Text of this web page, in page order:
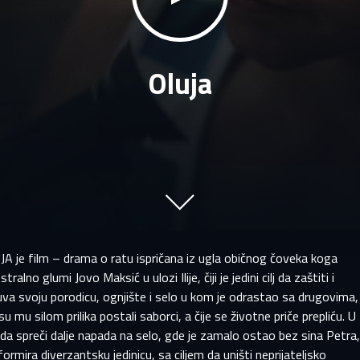
Prezime
Vaša adresa e-pošte već postoji u našoj bazi podataka. Molimo
prijavite se na svoj nalog.
Oluja
je film – drama o ratu ispričana iz ugla običnog čoveka koga
glumi Jovo Maksić u ulozi Ilije, čiji je jedini cilj da zaštiti i
svoju porodicu, ognjište i selo u kom je odrastao sa drugovima,
mu silom prilika postali saborci, a čije se životne priče prepliću. U
spreči dalje napada na selo, gde je zamalo ostao bez sina Petra,
diverzantsku jedinicu, sa ciljem da uništi neprijateljsko